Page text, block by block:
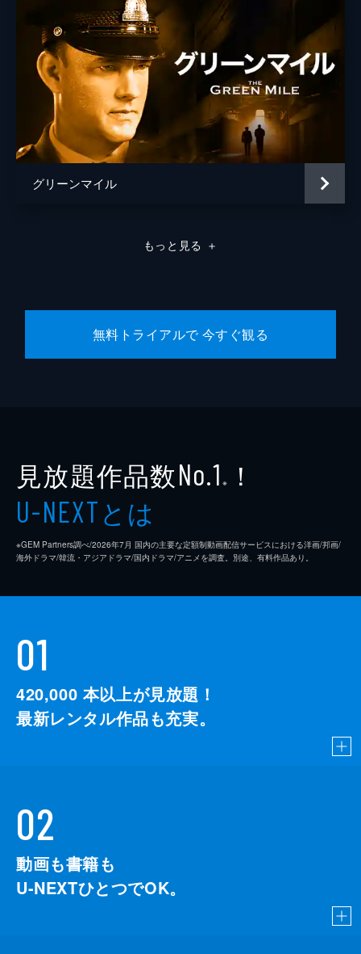
グリーンマイル
もっと見る ＋
無料トライアルで 今すぐ観る
見放題作品数No.1 ※ ！
U-NEXTとは
※GEM Partners調べ/2026年7⽉ 国内の主要な定額制動画配信サービスにおける洋画/邦画/
海外ドラマ/韓流・アジアドラマ/国内ドラマ/アニメを調査。別途、有料作品あり。
01
420,000 本以上が見放題！
最新レンタル作品も充実。
02
動画も書籍も
U-NEXTひとつでOK。